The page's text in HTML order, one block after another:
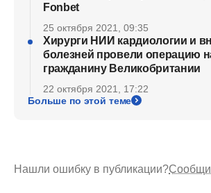
Fonbet
25 октября 2021, 09:35
Хирурги НИИ кардиологии и
болезней провели операцию
гражданину Великобритании
22 октября 2021, 17:22
Больше по этой теме
Нашли ошибку в публикации?